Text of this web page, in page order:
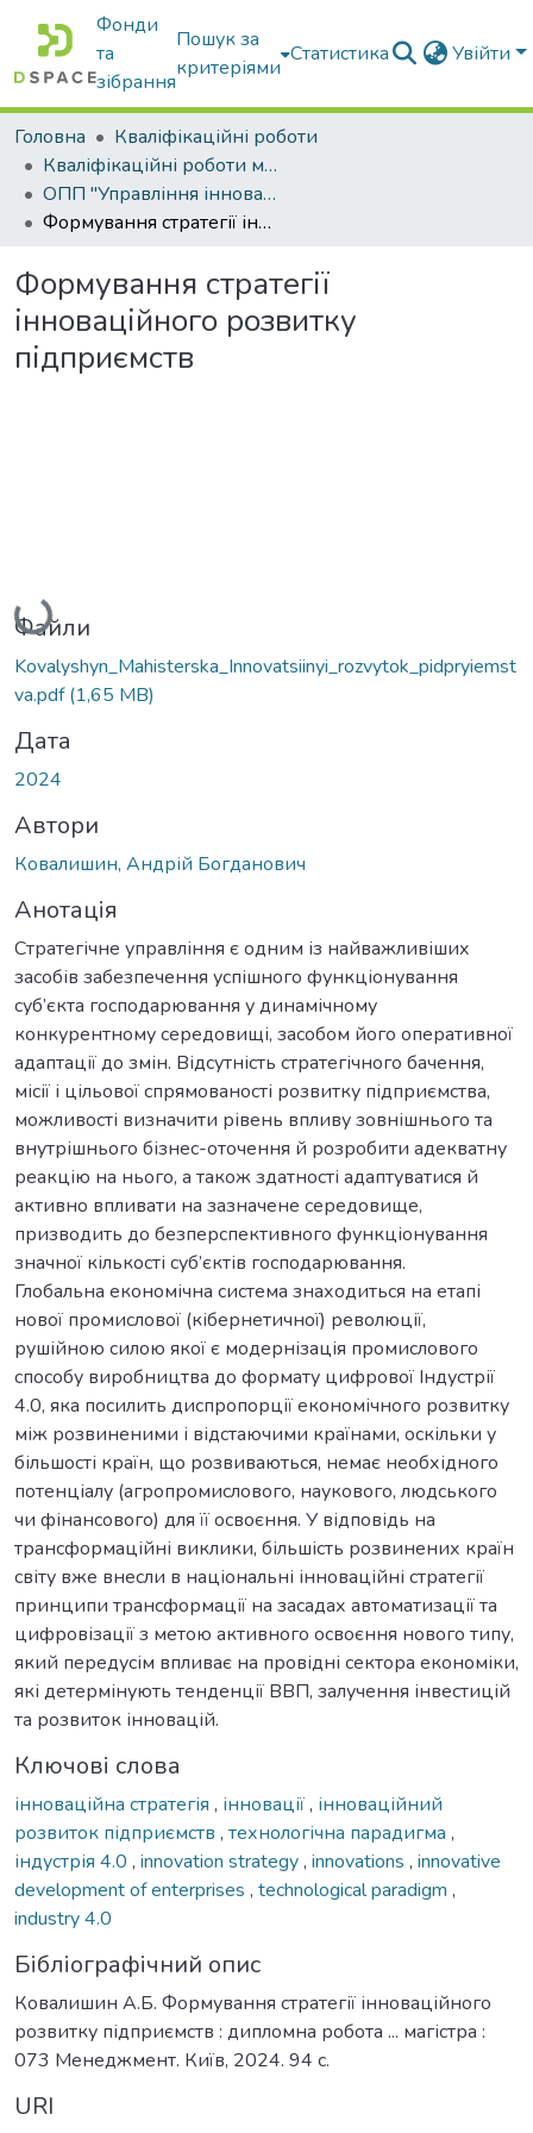
Фонди
та
зібрання
Пошук за
критеріями
Статистика Увійти
Головна
Кваліфікаційні роботи
Кваліфікаційні роботи магістрів
ОПП "Управління інноваційною та консалтинговою діяльністю"
Формування стратегії інноваційного розвитку підприємств
Формування стратегії
інноваційного розвитку
підприємств
Вантажиться...
Файли
Kovalyshyn_Mahisterska_Innovatsiinyi_rozvytok_pidpryiemst
va.pdf(1,65 MB)
Дата
2024
Автори
Ковалишин, Андрій Богданович
Анотація
Стратегічне управління є одним із найважливіших
засобів забезпечення успішного функціонування
суб’єкта господарювання у динамічному
конкурентному середовищі, засобом його оперативної
адаптації до змін. Відсутність стратегічного бачення,
місії і цільової спрямованості розвитку підприємства,
можливості визначити рівень впливу зовнішнього та
внутрішнього бізнес-оточення й розробити адекватну
реакцію на нього, а також здатності адаптуватися й
активно впливати на зазначене середовище,
призводить до безперспективного функціонування
значної кількості суб’єктів господарювання.
Глобальна економічна система знаходиться на етапі
нової промислової (кібернетичної) революції,
рушійною силою якої є модернізація промислового
способу виробництва до формату цифрової Індустрії
4.0, яка посилить диспропорції економічного розвитку
між розвиненими і відстаючими країнами, оскільки у
більшості країн, що розвиваються, немає необхідного
потенціалу (агропромислового, наукового, людського
чи фінансового) для її освоєння. У відповідь на
трансформаційні виклики, більшість розвинених країн
світу вже внесли в національні інноваційні стратегії
принципи трансформації на засадах автоматизації та
цифровізації з метою активного освоєння нового типу,
який передусім впливає на провідні сектора економіки,
які детермінують тенденції ВВП, залучення інвестицій
та розвиток інновацій.
Ключові слова
інноваційна стратегія , інновації, інноваційний
розвиток підприємств , технологічна парадигма ,
індустрія 4.0 , innovation strategy, innovations , innovative
development of enterprises , technological paradigm ,
industry 4.0
Бібліографічний опис
Ковалишин А.Б. Формування стратегії інноваційного
розвитку підприємств : дипломна робота ... магістра :
073 Менеджмент. Київ, 2024. 94 с.
URI